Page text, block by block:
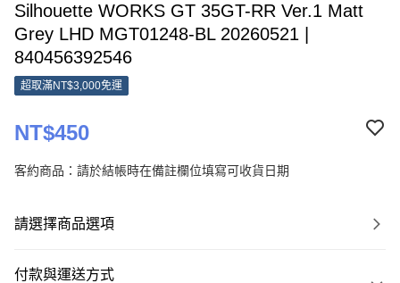
Silhouette WORKS GT 35GT-RR Ver.1 Matt
Grey LHD MGT01248-BL 20260521 |
840456392546
超取滿NT$3,000免運
NT$450
客約商品：請於結帳時在備註欄位填寫可收貨日期
請選擇商品選項
付款與運送方式